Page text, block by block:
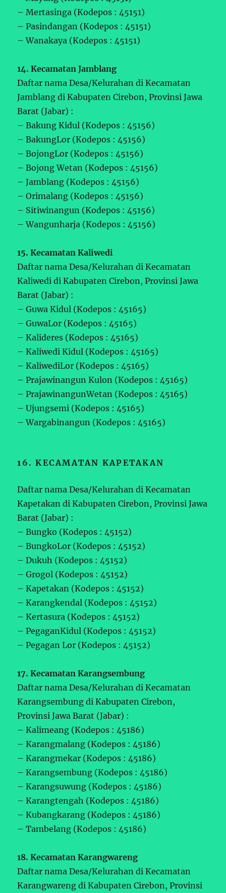
– Mertasinga (Kodepos : 45151)
– Pasindangan (Kodepos : 45151)
– Wanakaya (Kodepos : 45151)
14. Kecamatan Jamblang
Daftar nama Desa/Kelurahan di Kecamatan
Jamblang di Kabupaten Cirebon, Provinsi Jawa
Barat (Jabar) :
– Bakung Kidul (Kodepos : 45156)
– BakungLor (Kodepos : 45156)
– BojongLor (Kodepos : 45156)
– Bojong Wetan (Kodepos : 45156)
– Jamblang (Kodepos : 45156)
– Orimalang (Kodepos : 45156)
– Sitiwinangun (Kodepos : 45156)
– Wangunharja (Kodepos : 45156)
15. Kecamatan Kaliwedi
Daftar nama Desa/Kelurahan di Kecamatan
Kaliwedi di Kabupaten Cirebon, Provinsi Jawa
Barat (Jabar) :
– Guwa Kidul (Kodepos : 45165)
– GuwaLor (Kodepos : 45165)
– Kalideres (Kodepos : 45165)
– Kaliwedi Kidul (Kodepos : 45165)
– KaliwediLor (Kodepos : 45165)
– Prajawinangun Kulon (Kodepos : 45165)
– PrajawinangunWetan (Kodepos : 45165)
– Ujungsemi (Kodepos : 45165)
– Wargabinangun (Kodepos : 45165)
16. KECAMATAN KAPETAKAN
Daftar nama Desa/Kelurahan di Kecamatan
Kapetakan di Kabupaten Cirebon, Provinsi Jawa
Barat (Jabar) :
– Bungko (Kodepos : 45152)
– BungkoLor (Kodepos : 45152)
– Dukuh (Kodepos : 45152)
– Grogol (Kodepos : 45152)
– Kapetakan (Kodepos : 45152)
– Karangkendal (Kodepos : 45152)
– Kertasura (Kodepos : 45152)
– PegaganKidul (Kodepos : 45152)
– Pegagan Lor (Kodepos : 45152)
17. Kecamatan Karangsembung
Daftar nama Desa/Kelurahan di Kecamatan
Karangsembung di Kabupaten Cirebon,
Provinsi Jawa Barat (Jabar) :
– Kalimeang (Kodepos : 45186)
– Karangmalang (Kodepos : 45186)
– Karangmekar (Kodepos : 45186)
– Karangsembung (Kodepos : 45186)
– Karangsuwung (Kodepos : 45186)
– Karangtengah (Kodepos : 45186)
– Kubangkarang (Kodepos : 45186)
– Tambelang (Kodepos : 45186)
18. Kecamatan Karangwareng
Daftar nama Desa/Kelurahan di Kecamatan
Karangwareng di Kabupaten Cirebon, Provinsi